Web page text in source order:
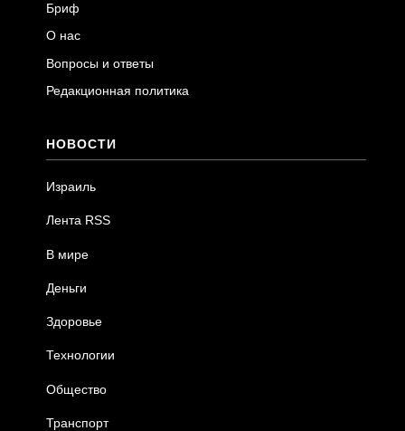
Бриф
О нас
Вопросы и ответы
Редакционная политика
НОВОСТИ
Израиль
Лента RSS
В мире
Деньги
Здоровье
Технологии
Общество
Транспорт